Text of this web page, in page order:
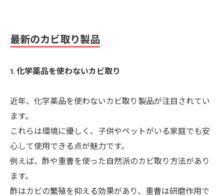
最新のカビ取り製品
1. 化学薬品を使わないカビ取り
近年、化学薬品を使わないカビ取り製品が注目されてい
ます。
これらは環境に優しく、子供やペットがいる家庭でも安
心して使用できる点が魅力です。
例えば、酢や重曹を使った自然派のカビ取り方法があり
ます。
酢はカビの繁殖を抑える効果があり、重曹は研磨作用で